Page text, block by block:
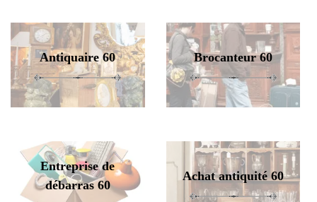
Antiquaire 60 Brocanteur 60
Entreprise de
débarras 60
Achat antiquité 60